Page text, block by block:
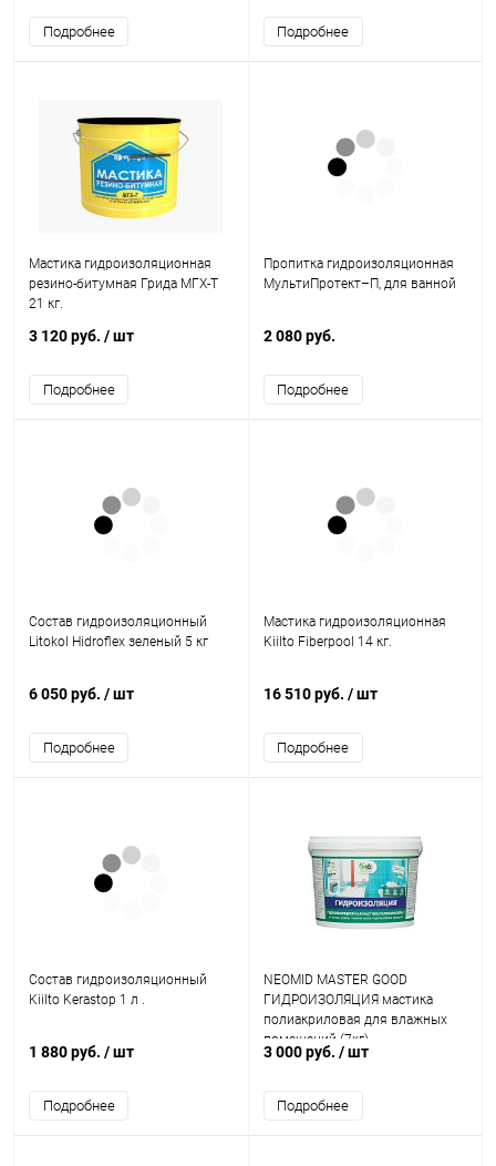
Подробнее Подробнее
Мастика гидроизоляционная
резино-битумная Грида МГХ-Т
21 кг.
3 120 руб. / шт
Подробнее
Пропитка гидроизоляционная
МультиПротект–П, для ванной
2 080 руб.
Подробнее
Состав гидроизоляционный
Litokol Hidroflex зеленый 5 кг
6 050 руб. / шт
Подробнее
Мастика гидроизоляционная
Kiilto Fiberpool 14 кг.
16 510 руб. / шт
Подробнее
Состав гидроизоляционный
Kiilto Kerastop 1 л .
1 880 руб. / шт
Подробнее
NEOMID MASTER GOOD
ГИДРОИЗОЛЯЦИЯ мастика
полиакриловая для влажных
помещений (7кг)
3 000 руб. / шт
Подробнее